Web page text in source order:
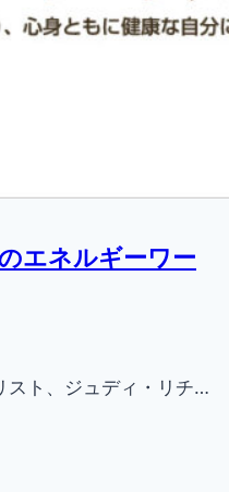
エネルギーワー
スト、ジュディ・リチ…